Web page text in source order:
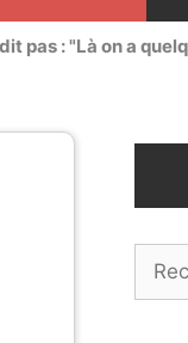
pas : "Là on a